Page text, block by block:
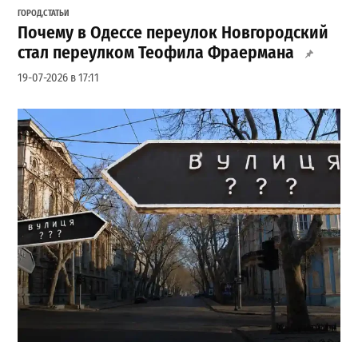
ГОРОД,СТАТЬИ
Почему в Одессе переулок Новгородский
стал переулком Теофила Фраермана
19-07-2026 в 17:11